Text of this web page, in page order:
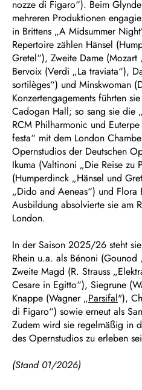
nozze di Figaro“). Beim
mehreren Produktionen
in Brittens „A Midsummer
Repertoire zählen Hänsel
Gretel“), Zweite Dame
Bervoix (Verdi „La traviata“),
sortilèges“) und Minskwoman
Konzertengagements führten
Cadogan Hall; so sang sie die
RCM Philharmonic und
festa“ mit dem London
Opernstudios der Deutschen
Ikuma (Valtinoni „Die Reise zu
(Humperdinck „Hänsel und
„Dido and Aeneas“) und Flora
Ausbildung absolvierte sie am
London.
In der Saison 2025/26 steht
Rhein u.a. als Bénoni
Zweite Magd (R. Strauss
Cesare in Egitto“), Siegrune
Knappe (Wagner „Parsifal"),
di Figaro“) sowie erneut als
Zudem wird sie regelmäßig in
des Opernstudios zu erleben
(Stand 01/2026)